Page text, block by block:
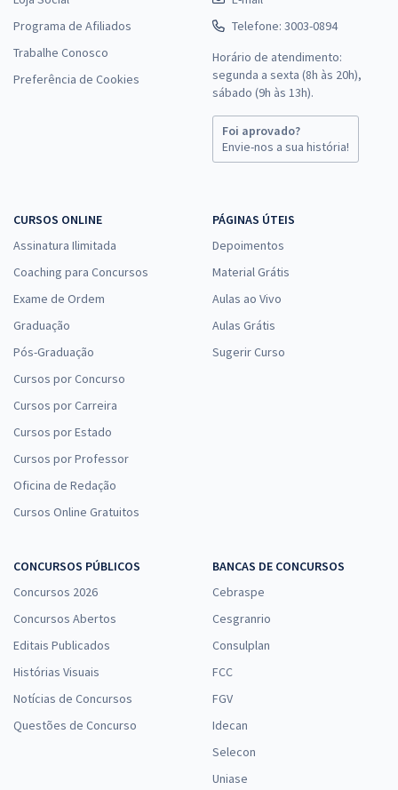
Programa de Afiliados
Trabalhe Conosco
Preferência de Cookies
Telefone: 3003-0894
Horário de atendimento:
segunda a sexta (8h às 20h),
sábado (9h às 13h).
Foi aprovado?
Envie-nos a sua história!
CURSOS ONLINE
Assinatura Ilimitada
Coaching para Concursos
Exame de Ordem
Graduação
Pós-Graduação
Cursos por Concurso
Cursos por Carreira
Cursos por Estado
Cursos por Professor
Oficina de Redação
Cursos Online Gratuitos
PÁGINAS ÚTEIS
Depoimentos
Material Grátis
Aulas ao Vivo
Aulas Grátis
Sugerir Curso
CONCURSOS PÚBLICOS
Concursos 2026
Concursos Abertos
Editais Publicados
Histórias Visuais
Notícias de Concursos
Questões de Concurso
BANCAS DE CONCURSOS
Cebraspe
Cesgranrio
Consulplan
FCC
FGV
Idecan
Selecon
Uniase